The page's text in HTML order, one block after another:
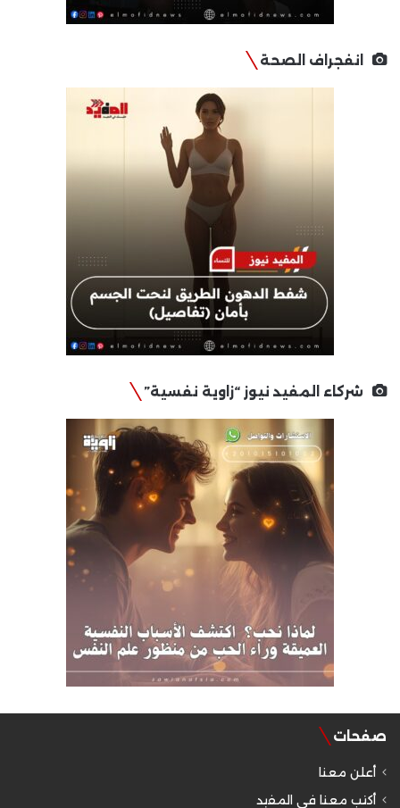
انفجراف الصحة
شركاء المفيد نيوز “زاوية نفسية”
صفحات
أعلن معنا
أكتب معنا في المفيد